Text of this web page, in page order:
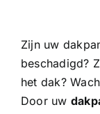
Zijn uw
beschadigd?
het dak?
Door uw